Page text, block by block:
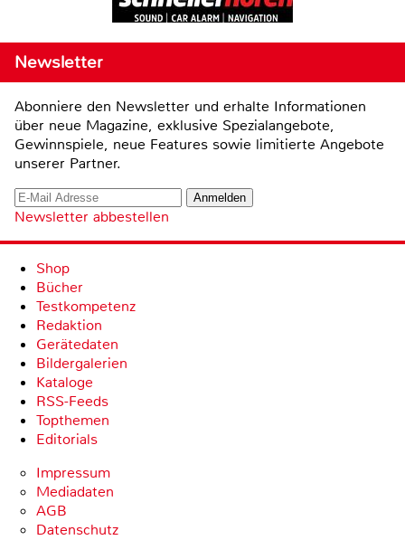
Newsletter
Abonniere den Newsletter und erhalte Informationen
über neue Magazine, exklusive Spezialangebote,
Gewinnspiele, neue Features sowie limitierte Angebote
unserer Partner.
Newsletter abbestellen
Shop
Bücher
Testkompetenz
Redaktion
Gerätedaten
Bildergalerien
Kataloge
RSS-Feeds
Topthemen
Editorials
Impressum
Mediadaten
AGB
Datenschutz